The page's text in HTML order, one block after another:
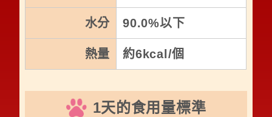
水分 90.0%以下
熱量 約6kcal/個
1天的食用量標準